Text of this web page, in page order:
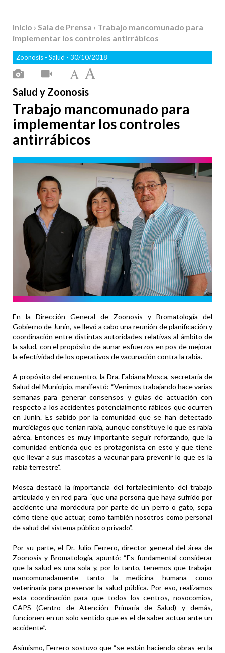
Inicio › Sala de Prensa › Trabajo mancomunado para
implementar los controles antirrábicos
Zoonosis - Salud - 30/10/2018
Salud y Zoonosis
Trabajo mancomunado para
implementar los controles
antirrábicos
En la Dirección General de Zoonosis y Bromatología del
Gobierno de Junín, se llevó a cabo una reunión de planificación y
coordinación entre distintas autoridades relativas al ámbito de
la salud, con el propósito de aunar esfuerzos en pos de mejorar
la efectividad de los operativos de vacunación contra la rabia.
A propósito del encuentro, la Dra. Fabiana Mosca, secretaria de
Salud del Municipio, manifestó: “Venimos trabajando hace varias
semanas para generar consensos y guías de actuación con
respecto a los accidentes potencialmente rábicos que ocurren
en Junín. Es sabido por la comunidad que se han detectado
murciélagos que tenían rabia, aunque constituye lo que es rabia
aérea. Entonces es muy importante seguir reforzando, que la
comunidad entienda que es protagonista en esto y que tiene
que llevar a sus mascotas a vacunar para prevenir lo que es la
rabia terrestre”.
Mosca destacó la importancia del fortalecimiento del trabajo
articulado y en red para “que una persona que haya sufrido por
accidente una mordedura por parte de un perro o gato, sepa
cómo tiene que actuar, como también nosotros como personal
de salud del sistema público o privado”.
Por su parte, el Dr. Julio Ferrero, director general del área de
Zoonosis y Bromatología, apuntó: “Es fundamental considerar
que la salud es una sola y, por lo tanto, tenemos que trabajar
mancomunadamente tanto la medicina humana como
veterinaria para preservar la salud pública. Por eso, realizamos
esta coordinación para que todos los centros, nosocomios,
CAPS (Centro de Atención Primaria de Salud) y demás,
funcionen en un solo sentido que es el de saber actuar ante un
accidente”.
Asimismo, Ferrero sostuvo que “se están haciendo obras en la